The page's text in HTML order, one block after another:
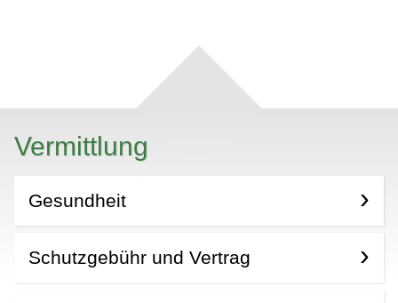
Vermittlung
Gesundheit
Schutzgebühr und Vertrag